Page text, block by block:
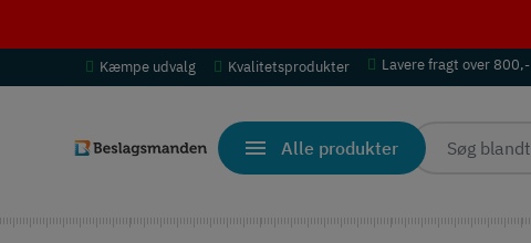
Kæmpe udvalg Kvalitetsprodukter Lavere fragt over 800,-
Alle produkter